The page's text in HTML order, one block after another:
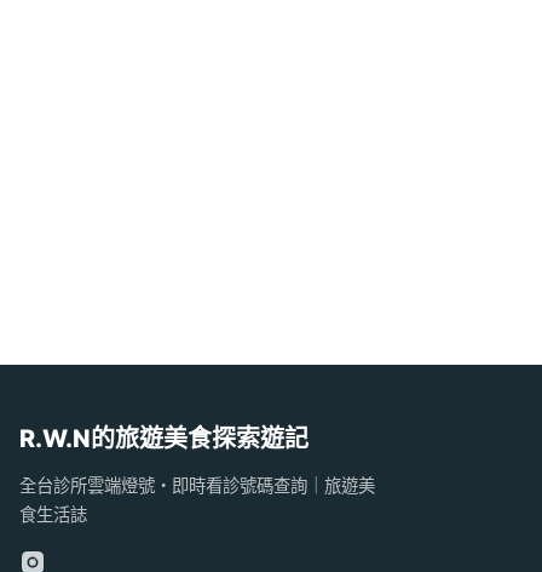
R.W.N的旅遊美食探索遊記
全台診所雲端燈號・即時看診號碼查詢｜旅遊美
食生活誌